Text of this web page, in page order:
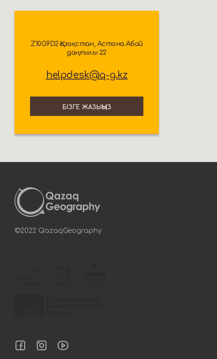
Z10G9D2 Қазақстан, Астана Абай
даңғылы 22
helpdesk@q-g.kz
БІЗГЕ ЖАЗЫҢЫЗ
©2022 QazaqGeography